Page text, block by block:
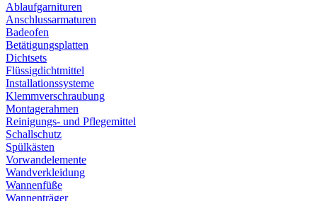
Ablaufgarnituren
Anschlussarmaturen
Badeofen
Betätigungsplatten
Dichtsets
Flüssigdichtmittel
Installationssysteme
Klemmverschraubung
Montagerahmen
Reinigungs- und Pflegemittel
Schallschutz
Spülkästen
Vorwandelemente
Wandverkleidung
Wannenfüße
Wannenträger